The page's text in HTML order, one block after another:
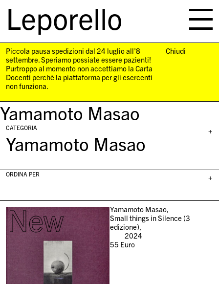
Leporello
navigation
Piccola pausa spedizioni dal 24 luglio all'8
settembre. Speriamo possiate essere pazienti!
Purtroppo al momento non accettiamo la Carta
Docenti perchè la piattaforma per gli esercenti
non funziona.
Chiudi
Yamamoto Masao
+
CATEGORIA
Yamamoto Masao
+
ORDINA PER
New
Yamamoto Masao,
Small things in Silence (3
edizione),
2024
55 Euro